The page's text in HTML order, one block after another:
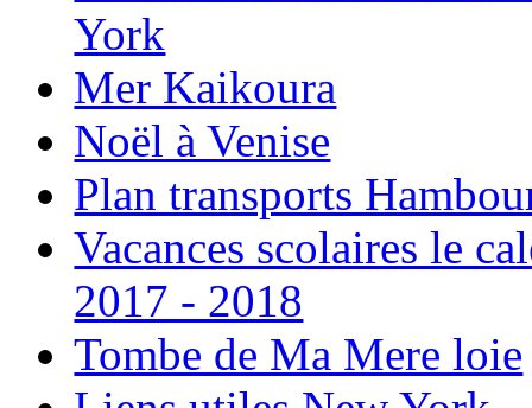
York
Mer Kaikoura
Noël à Venise
Plan transports
Vacances scolaires le
2017 - 2018
Tombe de Ma Mere loie